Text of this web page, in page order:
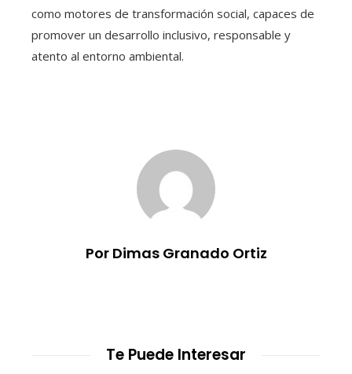
como motores de transformación social, capaces de
promover un desarrollo inclusivo, responsable y
atento al entorno ambiental.
Por Dimas Granado Ortiz
Te Puede Interesar